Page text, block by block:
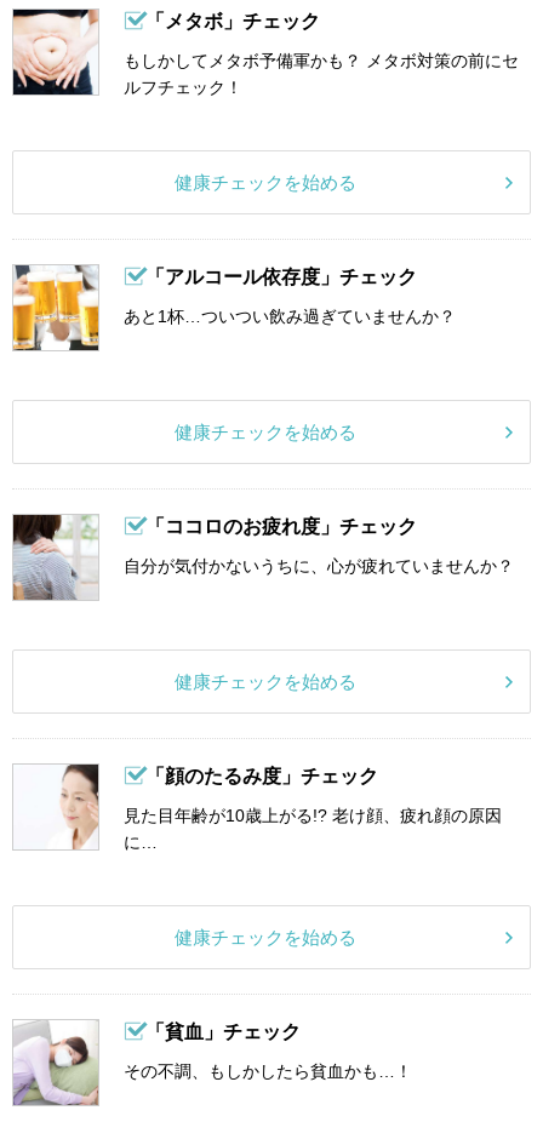
「メタボ」チェック
もしかしてメタボ予備軍かも？ メタボ対策の前にセ
ルフチェック！
健康チェックを始める
「アルコール依存度」チェック
あと1杯…ついつい飲み過ぎていませんか？
健康チェックを始める
「ココロのお疲れ度」チェック
自分が気付かないうちに、心が疲れていませんか？
健康チェックを始める
「顔のたるみ度」チェック
見た目年齢が10歳上がる!? 老け顔、疲れ顔の原因
に…
健康チェックを始める
「貧血」チェック
その不調、もしかしたら貧血かも…！